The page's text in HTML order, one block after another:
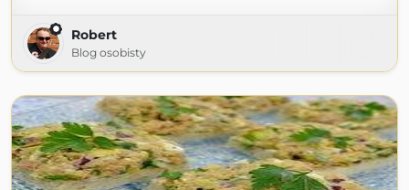
Robert
Blog osobisty